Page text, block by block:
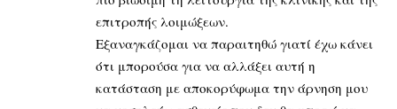
επιτροπής λοιμώξεων.
Εξαναγκάζομαι να παραιτηθώ γιατί έχω κάνει
ότι μπορούσα για να αλλάξει αυτή η
κατάσταση με αποκορύφωμα την άρνηση μου